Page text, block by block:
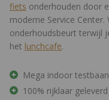
fiets onderhouden door
moderne Service
onderhoudsbeurt terwijl
het lunchcafe.
Mega indoor testbaan
100% rijklaar geleverd